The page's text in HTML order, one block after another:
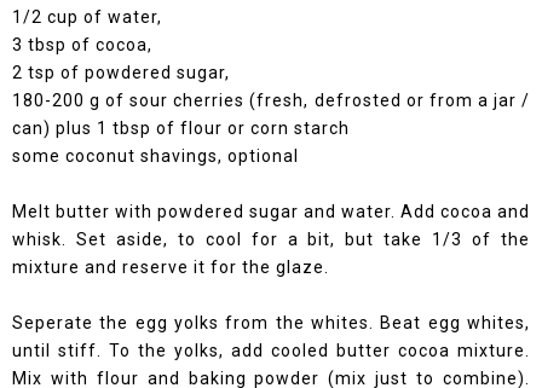
1/2 cup of water,
3 tbsp of cocoa,
2 tsp of powdered sugar,
180-200 g of sour cherries (fresh, defrosted or from a jar /
can) plus 1 tbsp of flour or corn starch
some coconut shavings, optional
Melt butter with powdered sugar and water. Add cocoa and
whisk. Set aside, to cool for a bit, but take 1/3 of the
mixture and reserve it for the glaze.
Seperate the egg yolks from the whites. Beat egg whites,
until stiff. To the yolks, add cooled butter cocoa mixture.
Mix with flour and baking powder (mix just to combine).